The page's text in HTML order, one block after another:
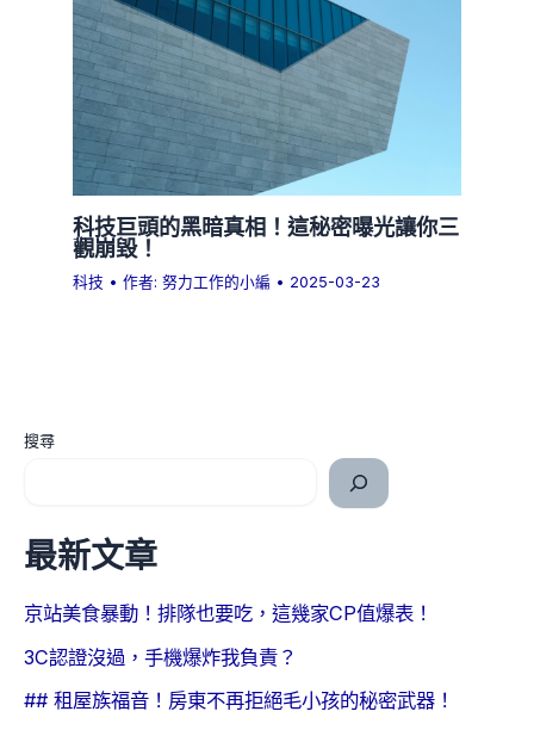
科技巨頭的黑暗真相！這秘密曝光讓你三
觀崩毀！
科技 • 作者:努力工作的小編 • 2025-03-23
搜尋
最新文章
京站美食暴動！排隊也要吃，這幾家CP值爆表！
3C認證沒過，手機爆炸我負責？
## 租屋族福音！房東不再拒絕毛小孩的秘密武器！